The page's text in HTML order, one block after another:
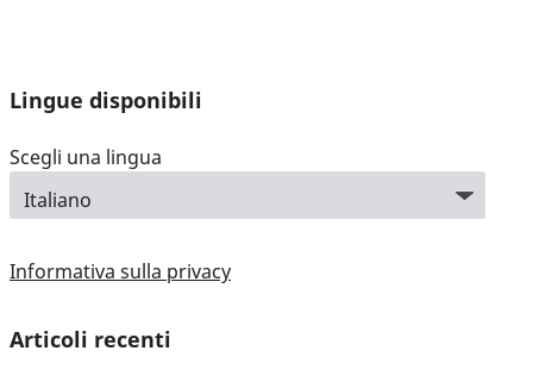
Lingue disponibili
Scegli una lingua
Informativa sulla privacy
Articoli recenti